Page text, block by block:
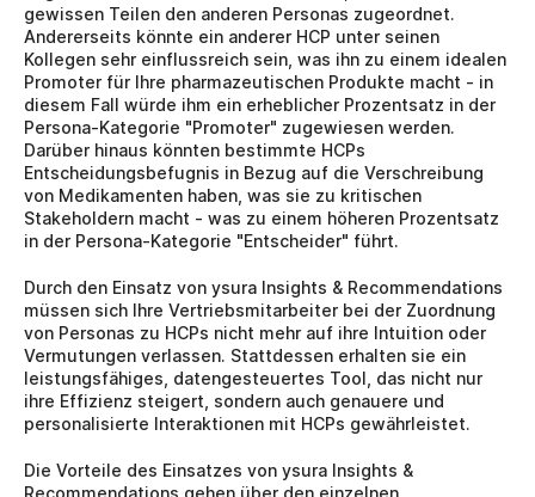
gewissen Teilen den anderen Personas zugeordnet.
Andererseits könnte ein anderer HCP unter seinen
Kollegen sehr einflussreich sein, was ihn zu einem idealen
Promoter für Ihre pharmazeutischen Produkte macht - in
diesem Fall würde ihm ein erheblicher Prozentsatz in der
Persona-Kategorie "Promoter" zugewiesen werden.
Darüber hinaus könnten bestimmte HCPs
Entscheidungsbefugnis in Bezug auf die Verschreibung
von Medikamenten haben, was sie zu kritischen
Stakeholdern macht - was zu einem höheren Prozentsatz
in der Persona-Kategorie "Entscheider" führt.
Durch den Einsatz von ysura Insights & Recommendations
müssen sich Ihre Vertriebsmitarbeiter bei der Zuordnung
von Personas zu HCPs nicht mehr auf ihre Intuition oder
Vermutungen verlassen. Stattdessen erhalten sie ein
leistungsfähiges, datengesteuertes Tool, das nicht nur
ihre Effizienz steigert, sondern auch genauere und
personalisierte Interaktionen mit HCPs gewährleistet.
Die Vorteile des Einsatzes von ysura Insights &
Recommendations gehen über den einzelnen